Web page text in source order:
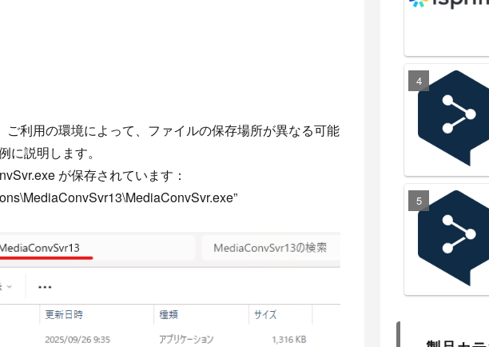
利用の環境によって、ファイルの保存場所が異なる可能
説明します。
が保存されています：